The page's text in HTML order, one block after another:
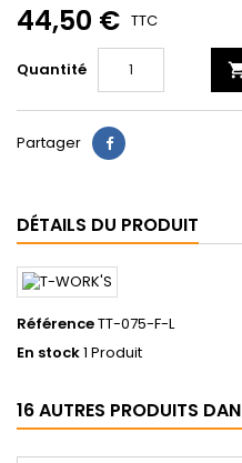
44,50 € TTC
Quantité
Partager
DÉTAILS DU PRODUIT
RéférenceTT-075-F-L
En stock1 Produit
16 AUTRES PRODUITS